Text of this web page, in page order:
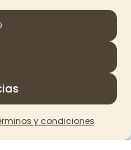
y condiciones
Galicia